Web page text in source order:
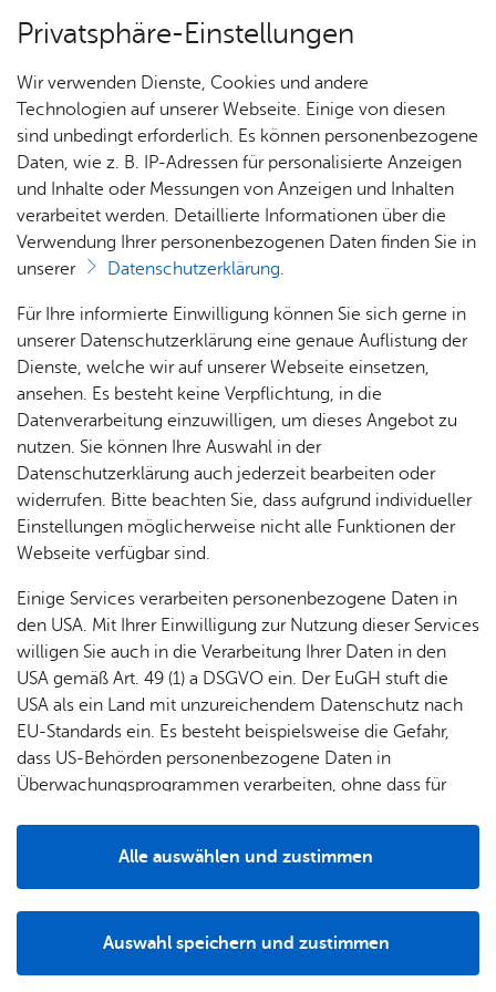
Heute
Orte
Alpha Hotel Re­stau­rant
Alle Ver­an­stal­tun­gen an die­sem Ver­an­stal­tungs­ort
Es wur­den keine Ver­an­stal­tun­gen ge­fun­den.
Alpha Hotel Re­stau­rant
It­ten­hau­ser Stra­ße 14-16
88048Fried­richs­ha­fen
Tel. +49 7541 32107
info@­‍­alpha-hotel-fn.­‍­de
Zur Web­site
Rou­ten­pla­ner star­ten
Alle Standorte anzeigen
unsere griechische Küche und original griechische Weine.
Drei verschiedene Räume, modern eingerichtet. Ruhige
Privatsphäre-Einstellungen
Wir verwenden Dienste, Cookies und andere
Technologien auf unserer Webseite. Einige von diesen
sind unbedingt erforderlich. Es können personenbezogene
Daten, wie z. B. IP-Adressen für personalisierte Anzeigen
und Inhalte oder Messungen von Anzeigen und Inhalten
verarbeitet werden. Detaillierte Informationen über die
Verwendung Ihrer personenbezogenen Daten finden Sie in
unserer
Datenschutzerklärung.
Für Ihre informierte Einwilligung können Sie sich gerne in
unserer Datenschutzerklärung eine genaue Auflistung der
Dienste, welche wir auf unserer Webseite einsetzen,
ansehen. Es besteht keine Verpflichtung, in die
Datenverarbeitung einzuwilligen, um dieses Angebot zu
nutzen. Sie können Ihre Auswahl in der
Datenschutzerklärung auch jederzeit bearbeiten oder
widerrufen. Bitte beachten Sie, dass aufgrund individueller
Einstellungen möglicherweise nicht alle Funktionen der
Webseite verfügbar sind.
Einige Services verarbeiten personenbezogene Daten in
den USA. Mit Ihrer Einwilligung zur Nutzung dieser Services
willigen Sie auch in die Verarbeitung Ihrer Daten in den
USA gemäß Art. 49 (1) a DSGVO ein. Der EuGH stuft die
USA als ein Land mit unzureichendem Datenschutz nach
EU-Standards ein. Es besteht beispielsweise die Gefahr,
dass US-Behörden personenbezogene Daten in
Überwachungsprogrammen verarbeiten, ohne dass für
Auswahl speichern und zustimmen
Alle auswählen und zustimmen